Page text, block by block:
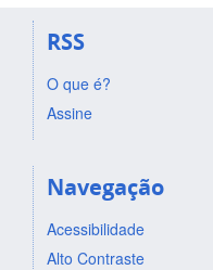
RSS
O que é?
Assine
Navegação
Acessibilidade
Alto Contraste